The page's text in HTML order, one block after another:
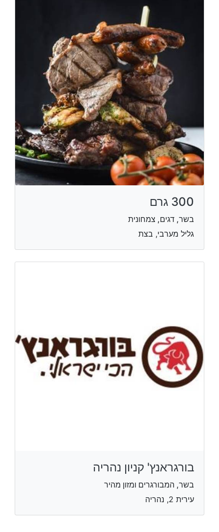
300 גרם
בשר, דגים, צמחונית
גליל מערבי, בצת
בורגראנץ' קניון נהריה
בשר, המבורגרים ומזון מהיר
עירית 2, נהריה